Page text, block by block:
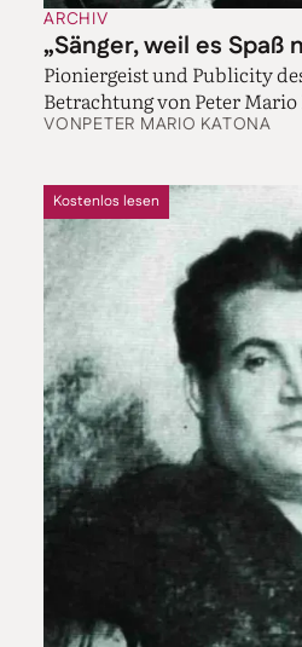
ARCHIV
„Sänger, weil es Spaß
Pioniergeist und Publicity
Betrachtung von Peter Mario
VONPETER MARIO KATONA
Kostenlos lesen